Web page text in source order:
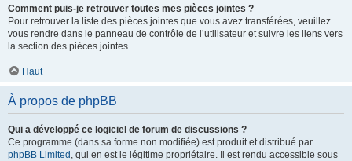
Comment puis-je retrouver toutes mes pièces jointes ?
Pour retrouver la liste des pièces jointes que vous avez transférées, veuillez
vous rendre dans le panneau de contrôle de l’utilisateur et suivre les liens vers
la section des pièces jointes.
Haut
À propos de phpBB
Qui a développé ce logiciel de forum de discussions ?
Ce programme (dans sa forme non modifiée) est produit et distribué par
phpBB Limited , qui en est le légitime propriétaire. Il est rendu accessible sous